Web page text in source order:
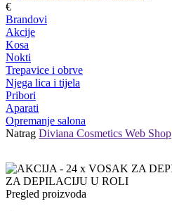
€
Brandovi
Akcije
Kosa
Nokti
Trepavice i obrve
Njega lica i tijela
Pribori
Aparati
Opremanje salona
Natrag Diviana Cosmetics Web Shop
Pregled proizvoda